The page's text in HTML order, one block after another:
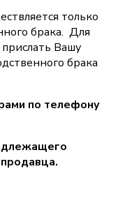
только
брака. Для
Вашу
брака
по телефону